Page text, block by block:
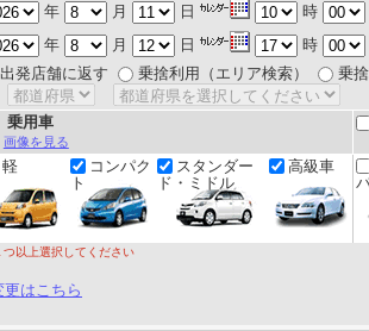
年 月 日 時
年 月 日 時
出発店舗に返す 乗捨利用（エリア検索） 乗
乗用車
画像を見る
軽
コンパク
ト
スタンダー
ド・ミドル
高級車
以上選択してください
はこちら